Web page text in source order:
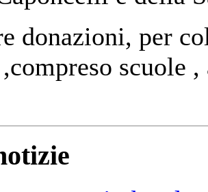
donazioni, per
scuole